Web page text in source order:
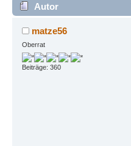
Autor
matze56
Oberrat
Beiträge: 360